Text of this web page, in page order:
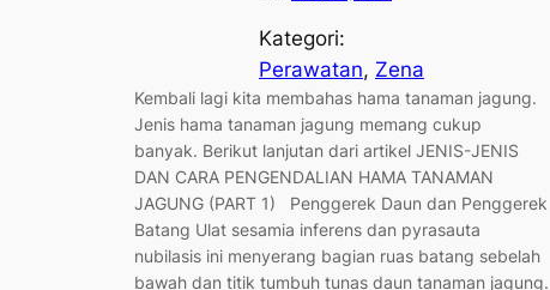
Kategori:
Perawatan, Zena
Kembali lagi kita membahas hama tanaman jagung.
Jenis hama tanaman jagung memang cukup
banyak. Berikut lanjutan dari artikel JENIS-JENIS
DAN CARA PENGENDALIAN HAMA TANAMAN
JAGUNG (PART 1) Penggerek Daun dan Penggerek
Batang Ulat sesamia inferens dan pyrasauta
nubilasis ini menyerang bagian ruas batang sebelah
bawah dan titik tumbuh tunas daun tanaman jagung.